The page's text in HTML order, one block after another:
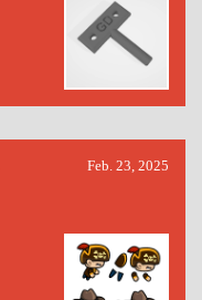
Feb. 23, 2025